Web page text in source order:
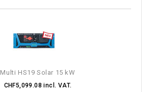
Multi HS19 Solar 15 kW
CHF5,099.08 incl. VAT.